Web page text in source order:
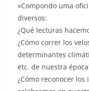
«Compondo uma
diversos:
¿Qué lecturas
¿Cómo correr los
determinantes
etc. de nuestra
¿Cómo reconocer